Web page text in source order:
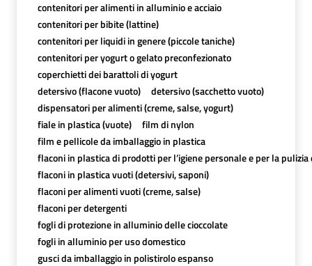
contenitori per alimenti in alluminio e acciaio
contenitori per bibite (lattine)
contenitori per liquidi in genere (piccole taniche)
contenitori per yogurt o gelato preconfezionato
coperchietti dei barattoli di yogurt
detersivo (flacone vuoto)
detersivo (sacchetto vuoto)
dispensatori per alimenti (creme, salse, yogurt)
fiale in plastica (vuote)
film di nylon
film e pellicole da imballaggio in plastica
flaconi in plastica di prodotti per l’igiene personale e per la pulizia
flaconi in plastica vuoti (detersivi, saponi)
flaconi per alimenti vuoti (creme, salse)
flaconi per detergenti
fogli di protezione in alluminio delle cioccolate
fogli in alluminio per uso domestico
gusci da imballaggio in polistirolo espanso